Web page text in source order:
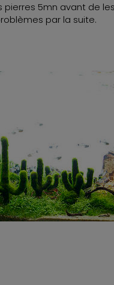
5mn avant de
par la suite.